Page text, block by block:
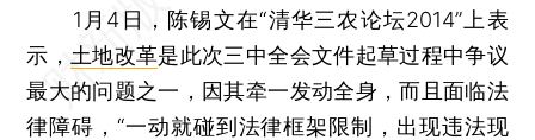
1月4日，陈锡文在“清华三农论坛2014”上表
示， 土地改革是此次三中全会文件起草过程中争议
最大的问题之一，因其牵一发动全身，而且面临法
律障碍，“一动就碰到法律框架限制，出现违法现